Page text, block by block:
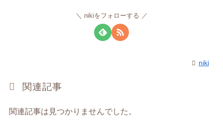
nikiをフォローする
niki
関連記事
関連記事は見つかりませんでした。